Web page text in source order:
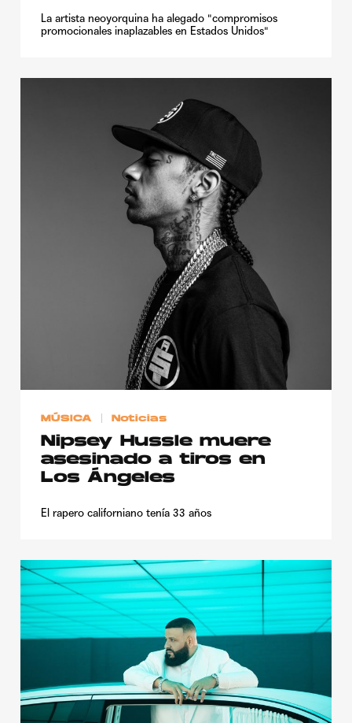
La artista neoyorquina ha alegado "compromisos
promocionales inaplazables en Estados Unidos"
MÚSICA Noticias
Nipsey Hussle muere
asesinado a tiros en
Los Ángeles
El rapero californiano tenía 33 años